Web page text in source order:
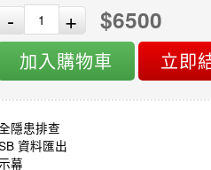
-
+ $6500
加入購物車 立即
隱患排查
資料匯出
幕